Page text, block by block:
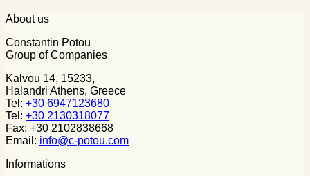
About us
Constantin Potou
Group of Companies
Kalvou 14, 15233,
Halandri Athens, Greece
Tel: +30 6947123680
Tel: +30 2130318077
Fax: +30 2102838668
Email: info@c-potou.com
Informations